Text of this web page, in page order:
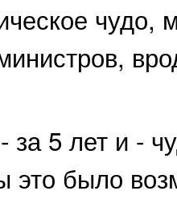
чудо,
за 5 лет и -
это было